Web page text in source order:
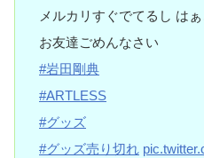
メルカリすぐでてるし は
お友達ごめんなさい
#岩田剛典
#ARTLESS
#グッズ
#グッズ売り切れ